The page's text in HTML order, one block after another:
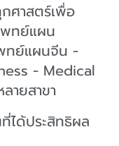
ศาสตร์เพื่อ
พทย์แผน
ทย์แผนจีน -
- Medical
ายสาขา
ได้ประสิทธิผล